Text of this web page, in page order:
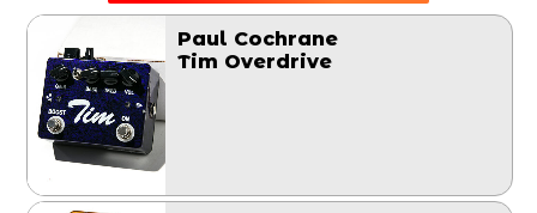
Paul Cochrane
Tim Overdrive